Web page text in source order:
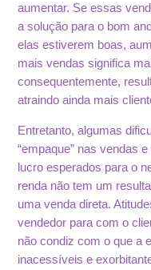
aumentar. Se essas
a solução para o bom
elas estiverem boas,
mais vendas significa
consequentemente,
atraindo ainda mais
Entretanto, algumas
“empaque” nas vendas
lucro esperados para o
renda não tem um
uma venda direta.
vendedor para com o
não condiz com o que a
inacessíveis e